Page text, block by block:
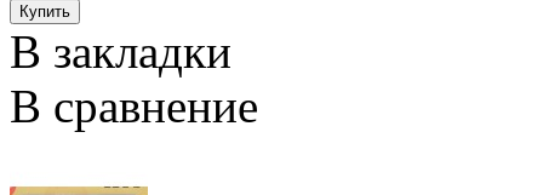
В закладки
В сравнение